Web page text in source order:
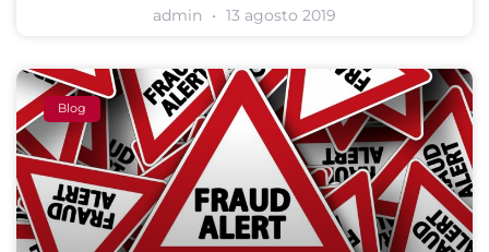
admin 13 agosto 2019
Blog